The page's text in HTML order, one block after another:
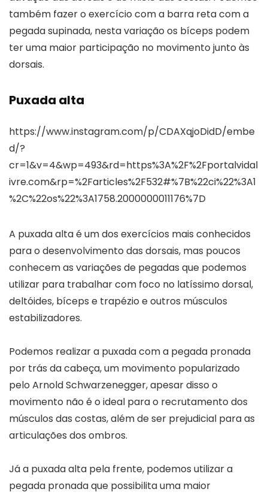
também fazer o exercício com a barra reta com a
pegada supinada, nesta variação os bíceps podem
ter uma maior participação no movimento junto às
dorsais.
Puxada alta
https://www.instagram.com/p/CDAXqjoDidD/embe
d/?
cr=1&v=4&wp=493&rd=https%3A%2F%2Fportalvidal
ivre.com&rp=%2Farticles%2F532#%7B%22ci%22%3A1
%2C%22os%22%3A1758.2000000011176%7D
A puxada alta é um dos exercícios mais conhecidos
para o desenvolvimento das dorsais, mas poucos
conhecem as variações de pegadas que podemos
utilizar para trabalhar com foco no latíssimo dorsal,
deltóides, bíceps e trapézio e outros músculos
estabilizadores.
Podemos realizar a puxada com a pegada pronada
por trás da cabeça, um movimento popularizado
pelo Arnold Schwarzenegger, apesar disso o
movimento não é o ideal para o recrutamento dos
músculos das costas, além de ser prejudicial para as
articulações dos ombros.
Já a puxada alta pela frente, podemos utilizar a
pegada pronada que possibilita uma maior